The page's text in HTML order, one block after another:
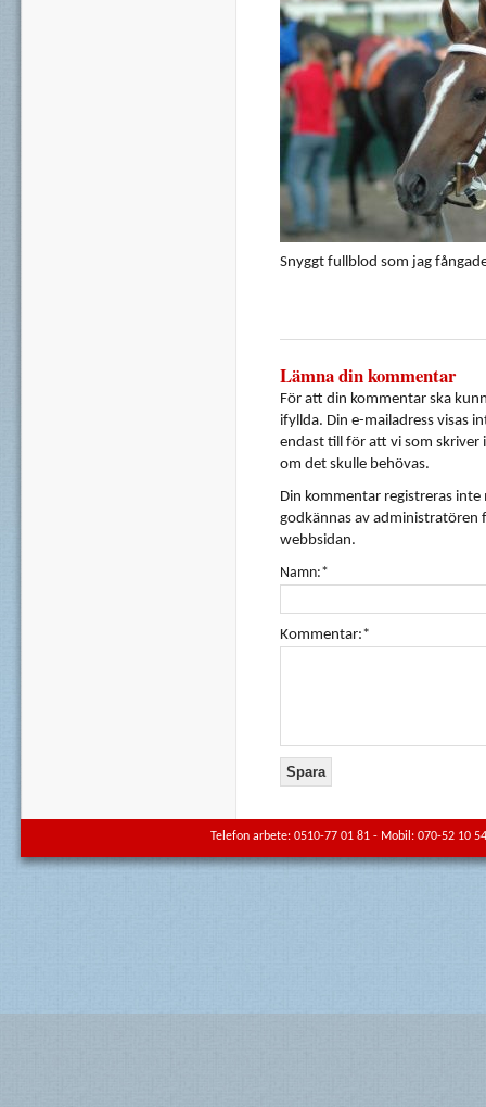
Snyggt fullblod som jag
Lämna din kommentar
För att din kommentar ska
ifyllda. Din e-mailadress visas
endast till för att vi som skriver
om det skulle behövas.
Din kommentar registreras
godkännas av administratören
webbsidan.
Namn:*
Kommentar:*
Telefon arbete: 0510-77 01 81 - Mobil: 070-52 10